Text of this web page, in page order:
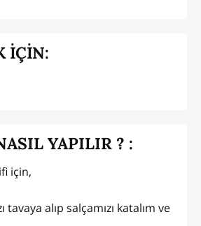
İÇİN:
YAPILIR ? :
için,
tavaya alıp salçamızı katalım ve